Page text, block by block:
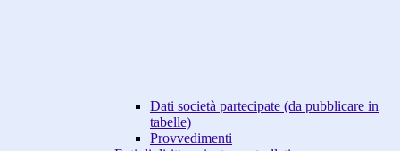
Dati società partecipate (da pubblicare in
tabelle)
Provvedimenti